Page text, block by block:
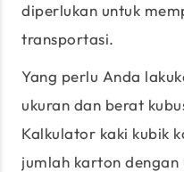
diperlukan untuk
transportasi.
Yang perlu Anda
ukuran dan berat
Kalkulator kaki kubik
jumlah karton